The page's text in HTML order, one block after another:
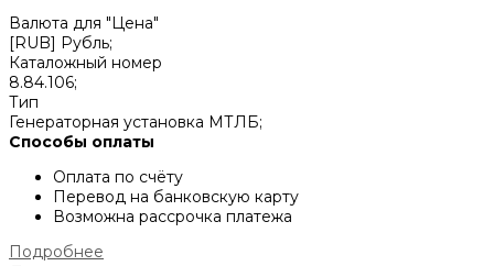
Валюта для "Цена"
[RUB] Рубль;
Каталожный номер
8.84.106;
Тип
Генераторная установка МТЛБ;
Способы оплаты
Оплата по счёту
Перевод на банковскую карту
Возможна рассрочка платежа
Подробнее